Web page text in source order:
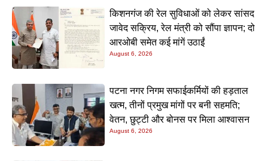
किशनगंज की रेल सुविधाओं को लेकर सांसद
जावेद सक्रिय, रेल मंत्री को सौंपा ज्ञापन; दो
आरओबी समेत कई मांगें उठाईं
August 6, 2026
पटना नगर निगम सफाईकर्मियों की हड़ताल
खत्म, तीनों प्रमुख मांगों पर बनी सहमति;
वेतन, छुट्टी और बोनस पर मिला आश्वासन
August 6, 2026